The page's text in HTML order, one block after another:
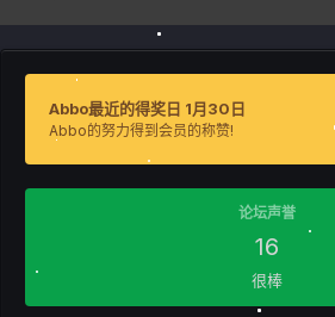
Abbo最近的得奖日 1月30日
Abbo的努力得到会员的称赞!
论坛声誉
16
很棒